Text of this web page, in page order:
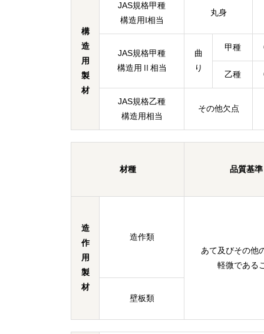
構
造
用
製
材
JAS規格甲種
構造用I相当
丸身
JAS規格甲種
構造用Ⅱ相当
曲
り
甲種
乙種
JAS規格乙種
構造用相当
その他欠点
材種 品質基準
造
作
用
製
材
造作類
あて及びその他
軽微である
壁板類